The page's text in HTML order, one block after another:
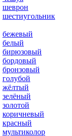
шеврон
шестиугольник
бежевый
белый
бирюзовый
бордовый
бронзовый
голубой
жёлтый
зелёный
золотой
коричневый
красный
мультиколор